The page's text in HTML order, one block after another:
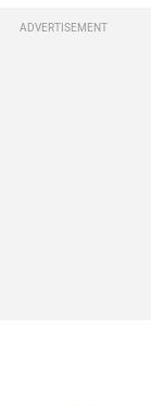
ADVERTISEMENT